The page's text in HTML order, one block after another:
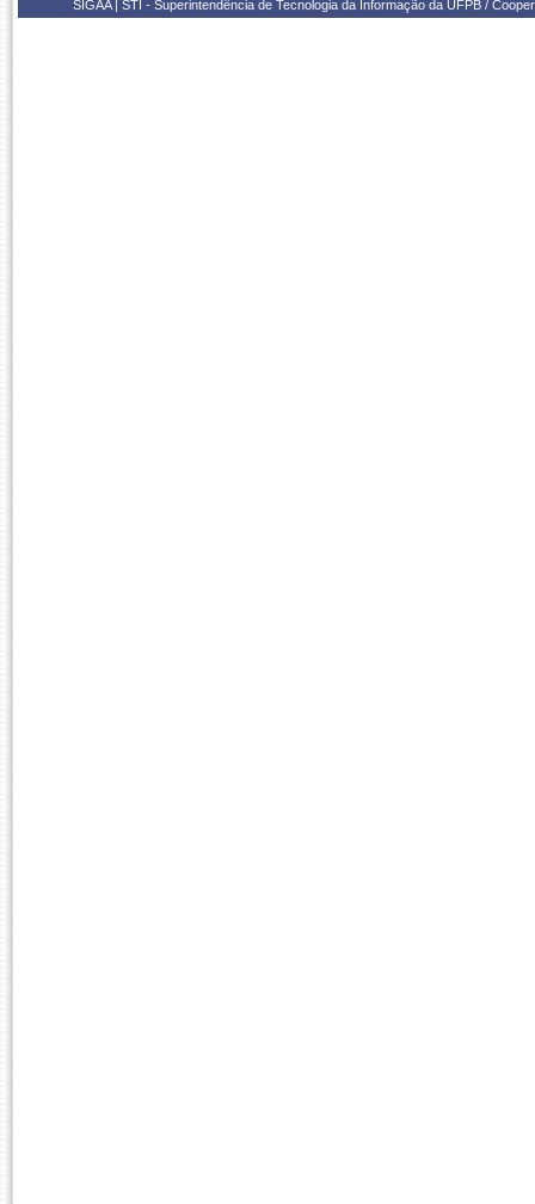
SIGAA | STI - Superintendência de Tecnologia da Informação da UFPB /